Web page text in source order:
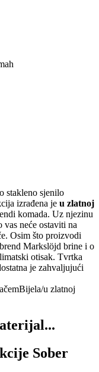
stakleno sjenilo
izrađena je u zlatnoj
komada. Uz njezinu
vas neće ostaviti na
Osim što proizvodi
Markslöjd brine i o
otisak. Tvrtka
je zahvaljujući
Bijela/u zlatnoj
Sober